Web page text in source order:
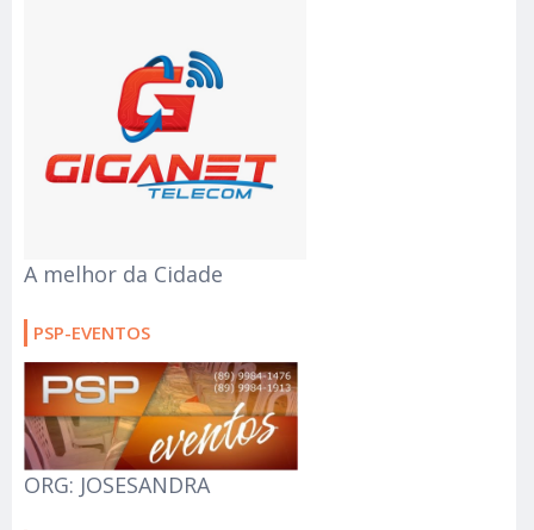
A melhor da Cidade
PSP-EVENTOS
ORG: JOSESANDRA